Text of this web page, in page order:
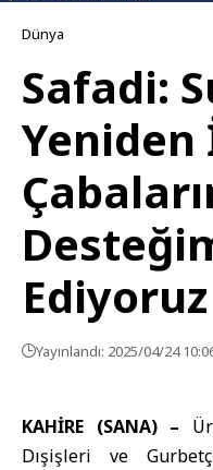
Dünya
Safadi:
Ediyoruz
Yayınlandı: 2025/04/24
KAHİRE (SANA) –
Dışişleri ve